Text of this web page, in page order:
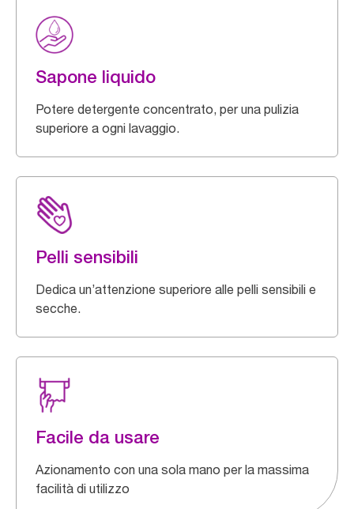
Sapone liquido
Potere detergente concentrato, per una pulizia
superiore a ogni lavaggio.
Pelli sensibili
Dedica un’attenzione superiore alle pelli sensibili e
secche.
Facile da usare
Azionamento con una sola mano per la massima
facilità di utilizzo